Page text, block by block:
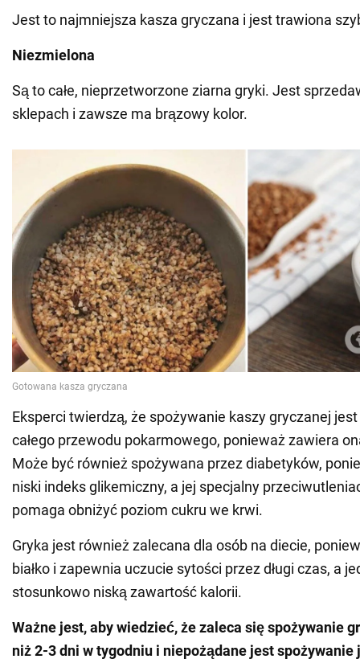
Jest to najmniejsza kasza gryczana i jest trawiona
Niezmielona
Są to całe, nieprzetworzone ziarna gryki. Jest
sklepach i zawsze ma brązowy kolor.
Eksperci twierdzą, że spożywanie kaszy gryczanej
całego przewodu pokarmowego, ponieważ zawiera
Może być również spożywana przez diabetyków,
niski indeks glikemiczny, a jej specjalny
pomaga obniżyć poziom cukru we krwi.
Gryka jest również zalecana dla osób na diecie,
białko i zapewnia uczucie sytości przez długi czas, a
stosunkowo niską zawartość kalorii.
Ważne jest, aby wiedzieć, że zaleca się spożywanie
niż 2-3 dni w tygodniu i niepożądane jest spożywanie